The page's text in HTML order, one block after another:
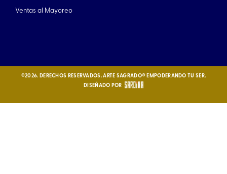
Ventas al Mayoreo
©2026. DERECHOS RESERVADOS. ARTE SAGRADO® EMPODERANDO TU SER.
DISEÑADO POR